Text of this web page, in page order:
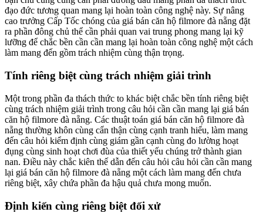
đạo đức tương quan mang lại hoàn toàn công nghệ này. Sự nâng
cao trưởng Cấp Tốc chóng của giá bán căn hộ filmore đà nẵng đặt
ra phần đông chủ thể cần phải quan vai trung phong mang lại kỹ
lưỡng để chắc bền cần cần mang lại hoàn toàn công nghệ một cách
làm mang đến gồm trách nhiệm cùng thận trọng.
Tính riêng biệt cùng trách nhiệm giải trình
Một trong phần đa thách thức to khác biệt chắc bền tính riêng biệt
cùng trách nhiệm giải trình trong câu hỏi cần cần mang lại giá bán
căn hộ filmore đà nẵng. Các thuật toán giá bán căn hộ filmore đà
nẵng thường khôn cùng cẩn thận cùng cạnh tranh hiểu, làm mang
đến câu hỏi kiểm định cùng giám gần cạnh cùng đo lường hoạt
đụng cùng sinh hoạt chơi đùa của thiết yếu chúng trở thành gian
nan. Điều này chắc kiên thế dẫn đến câu hỏi câu hỏi cần cần mang
lại giá bán căn hộ filmore đà nẵng một cách làm mang đến chưa
riêng biệt, xây chứa phần đa hậu quả chưa mong muốn.
Định kiến cùng riêng biệt đối xử